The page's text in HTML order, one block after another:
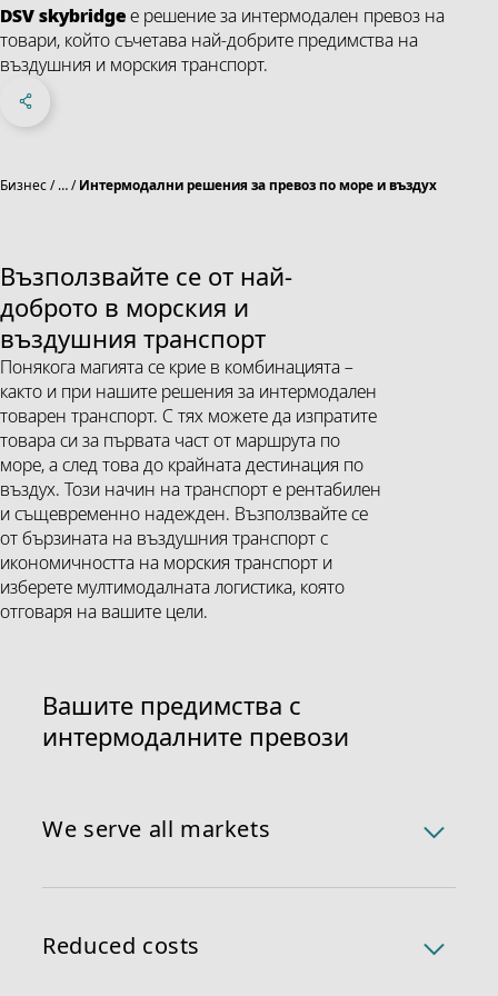
DSV skybridge е решение за интермодален превоз на
товари, който съчетава най-добрите предимства на
въздушния и морския транспорт.
Social Networks Menu
Бизнес … Интермодални решения за превоз по море и въздух
Възползвайте се от най-
доброто в морския и
въздушния транспорт
Понякога магията се крие в комбинацията –
както и при нашите решения за интермодален
товарен транспорт. С тях можете да изпратите
товара си за първата част от маршрута по
море, а след това до крайната дестинация по
въздух. Този начин на транспорт е рентабилен
и същевременно надежден. Възползвайте се
от бързината на въздушния транспорт с
икономичността на морския транспорт и
изберете мултимодалната логистика, която
отговаря на вашите цели.
Вашите предимства с
интермодалните превози
We serve all markets
Възползвайте се от надеждния и напълно
които ви предлагат експертните ни екипи в
Reduced costs